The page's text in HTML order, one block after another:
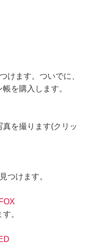
けます。ついでに、
を購入します。
を撮ります(クリッ
つけます。
。